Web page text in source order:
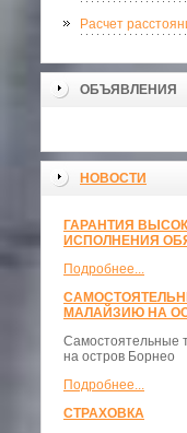
Расчет
ОБЪЯВЛЕНИЯ
НОВОСТИ
ГАРАНТИЯ
ИСПОЛНЕНИЯ
Подробнее...
МАЛАЙЗИЮ НА
Самостоятельные
на остров Борнео
Подробнее...
СТРАХОВКА